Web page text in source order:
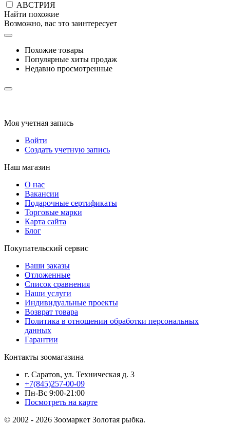
АВСТРИЯ
Найти похожие
Возможно, вас это заинтересует
Похожие товары
Популярные хиты продаж
Недавно просмотренные
Моя учетная запись
Войти
Создать учетную запись
Наш магазин
О нас
Вакансии
Подарочные сертификаты
Торговые марки
Карта сайта
Блог
Покупательский сервис
Ваши заказы
Отложенные
Список сравнения
Наши услуги
Индивидуальные проекты
Возврат товара
Политика в отношении обработки персональных
данных
Гарантии
Контакты зоомагазина
г. Саратов, ул. Техническая д. 3
+7(845)257-00-09
Пн-Вс 9:00-21:00
Посмотреть на карте
© 2002 - 2026 Зоомаркет Золотая рыбка.